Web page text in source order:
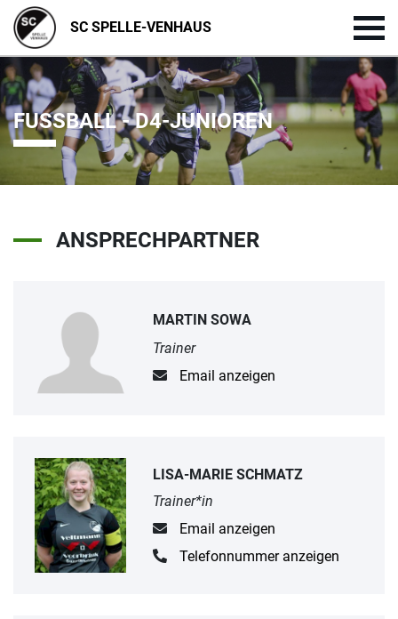
SC SPELLE-VENHAUS
FUSSBALL - D4-JUNIOREN
ANSPRECHPARTNER
MARTIN SOWA
Trainer
Email anzeigen
LISA-MARIE SCHMATZ
Trainer*in
Email anzeigen
Telefonnummer anzeigen